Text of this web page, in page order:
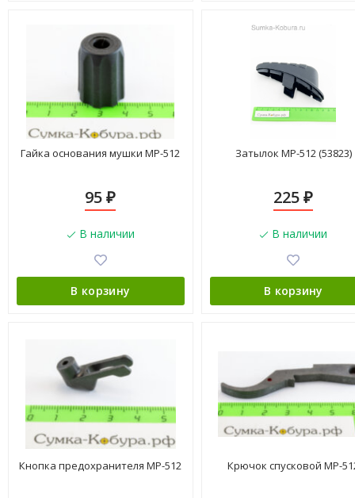
Гайка основания мушки МР-512
95₽
В наличии
В корзину
Затылок МР-512 (53823)
225₽
В наличии
В корзину
Кнопка предохранителя МР-512 Крючок спусковой МР-